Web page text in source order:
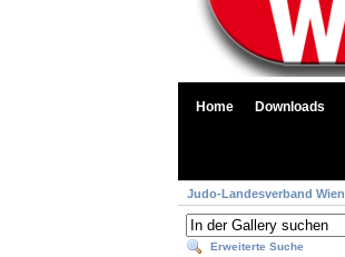
Home Downloads
Judo-Landesverband Wien
Erweiterte Suche